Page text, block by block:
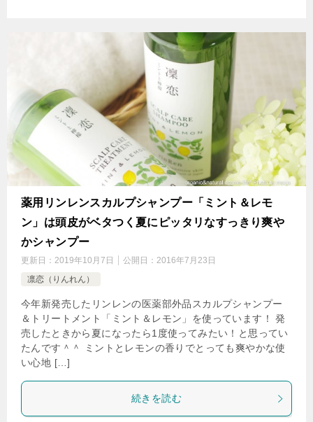
薬用リンレンスカルプシャンプー「ミント＆レモ
ン」は頭皮がベタつく夏にピッタリなすっきり爽や
かシャンプー
更新日： 2019年10月7日 公開日： 2016年7月23日
凛恋（りんれん）
今年新発売したリンレンの医薬部外品スカルプシャンプー
＆トリートメント「ミント＆レモン」を使っています！ 発
売したときから夏になったら1度使ってみたい！と思ってい
たんです＾＾ ミントとレモンの香りでとっても爽やかな使
い心地 […]
続きを読む